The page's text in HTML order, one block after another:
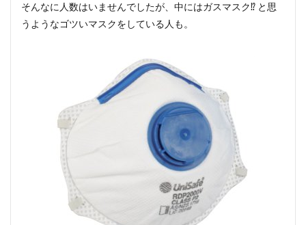
そんなに人数はいませんでしたが、中にはガスマスク⁉︎ と思
うようなゴツいマスクをしている人も。